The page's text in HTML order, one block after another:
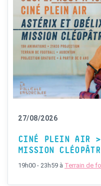
27/08/2026
CINÉ PLEIN AIR
MISSION
19h00 - 23h59 à Terrain de